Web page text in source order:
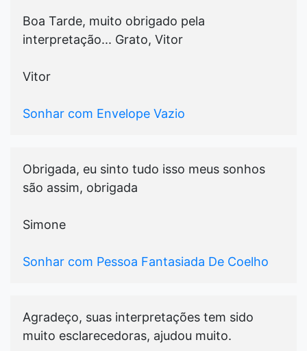
Boa Tarde, muito obrigado pela
interpretação... Grato, Vitor
Vitor
Sonhar com Envelope Vazio
Obrigada, eu sinto tudo isso meus sonhos
são assim, obrigada
Simone
Sonhar com Pessoa Fantasiada De Coelho
Agradeço, suas interpretações tem sido
muito esclarecedoras, ajudou muito.